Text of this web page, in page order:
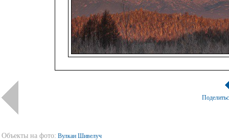
Объекты на фото: Вулкан Шивелуч